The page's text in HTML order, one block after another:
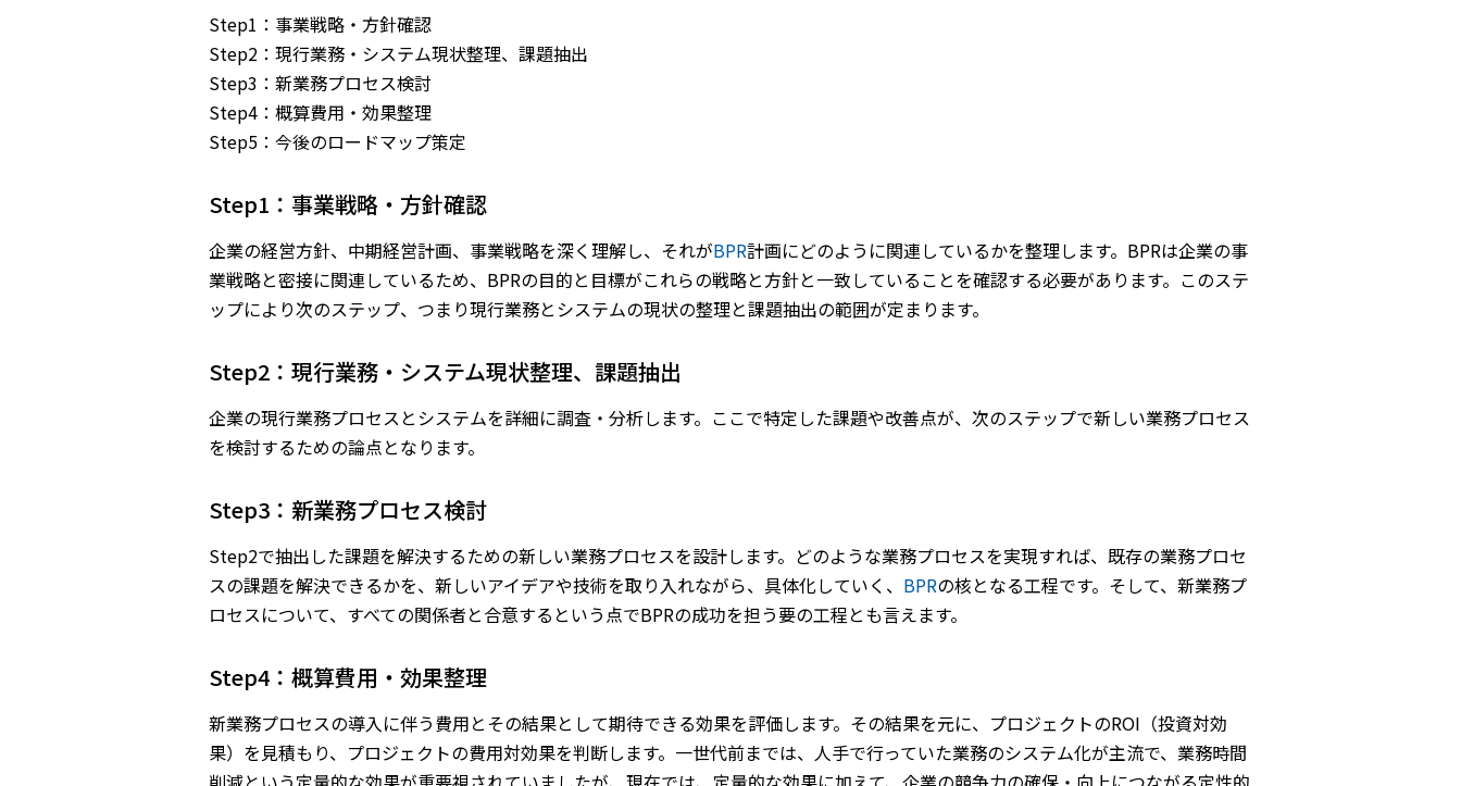
Step1：事業戦略・方針確認
Step2：現行業務・システム現状整理、課題抽出
Step3：新業務プロセス検討
Step4：概算費用・効果整理
Step5：今後のロードマップ策定
Step1：事業戦略・方針確認
企業の経営方針、中期経営計画、事業戦略を深く理解し、それがBPR計画にどのように関連しているかを整理します。BPRは企業の事
業戦略と密接に関連しているため、BPRの目的と目標がこれらの戦略と方針と一致していることを確認する必要があります。このステ
ップにより次のステップ、つまり現行業務とシステムの現状の整理と課題抽出の範囲が定まります。
Step2：現行業務・システム現状整理、課題抽出
企業の現行業務プロセスとシステムを詳細に調査・分析します。ここで特定した課題や改善点が、次のステップで新しい業務プロセス
を検討するための論点となります。
Step3：新業務プロセス検討
Step2で抽出した課題を解決するための新しい業務プロセスを設計します。どのような業務プロセスを実現すれば、既存の業務プロセ
スの課題を解決できるかを、新しいアイデアや技術を取り入れながら、具体化していく、 BPRの核となる工程です。そして、新業務プ
ロセスについて、すべての関係者と合意するという点でBPRの成功を担う要の工程とも言えます。
Step4：概算費用・効果整理
新業務プロセスの導入に伴う費用とその結果として期待できる効果を評価します。その結果を元に、プロジェクトのROI（投資対効
果）を見積もり、プロジェクトの費用対効果を判断します。一世代前までは、人手で行っていた業務のシステム化が主流で、業務時間